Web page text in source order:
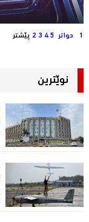
دواتر 1
2 3 45 پێشتر
نوێترین